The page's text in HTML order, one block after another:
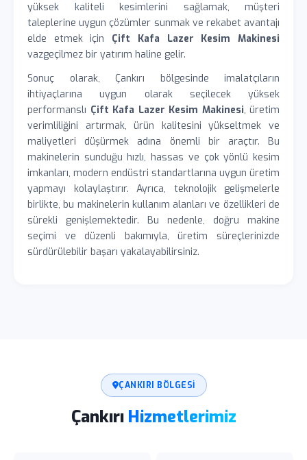
yüksek kaliteli kesimlerini sağlamak, müşteri
taleplerine uygun çözümler sunmak ve rekabet avantajı
elde etmek için Çift Kafa Lazer Kesim Makinesi
vazgeçilmez bir yatırım haline gelir.
Sonuç olarak, Çankırı bölgesinde imalatçıların
ihtiyaçlarına uygun olarak seçilecek yüksek
performanslı Çift Kafa Lazer Kesim Makinesi, üretim
verimliliğini artırmak, ürün kalitesini yükseltmek ve
maliyetleri düşürmek adına önemli bir araçtır. Bu
makinelerin sunduğu hızlı, hassas ve çok yönlü kesim
imkanları, modern endüstri standartlarına uygun üretim
yapmayı kolaylaştırır. Ayrıca, teknolojik gelişmelerle
birlikte, bu makinelerin kullanım alanları ve özellikleri de
sürekli genişlemektedir. Bu nedenle, doğru makine
seçimi ve düzenli bakımıyla, üretim süreçlerinizde
sürdürülebilir başarı yakalayabilirsiniz.
ÇANKIRI BÖLGESI
Çankırı Hizmetlerimiz